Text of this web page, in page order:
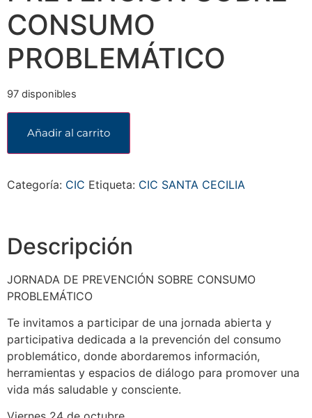
CONSUMO
PROBLEMÁTICO
97 disponibles
Añadir al carrito
Categoría: CIC Etiqueta: CIC SANTA CECILIA
Descripción
JORNADA DE PREVENCIÓN SOBRE CONSUMO
PROBLEMÁTICO
Te invitamos a participar de una jornada abierta y
participativa dedicada a la prevención del consumo
problemático, donde abordaremos información,
herramientas y espacios de diálogo para promover una
vida más saludable y consciente.